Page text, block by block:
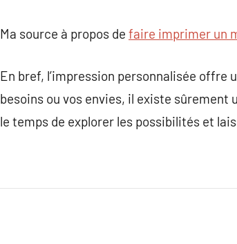
Ma source à propos de faire imprimer un
En bref, l’impression personnalisée offre
besoins ou vos envies, il existe sûrement
le temps de explorer les possibilités et